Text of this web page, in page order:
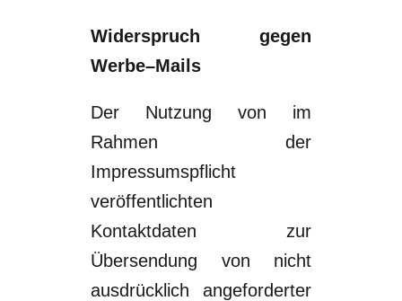
Widerspruch gegen
Werbe–Mails
Der Nutzung von im
Rahmen der
Impressumspflicht
veröffentlichten
Kontaktdaten zur
Übersendung von nicht
ausdrücklichangeforderter